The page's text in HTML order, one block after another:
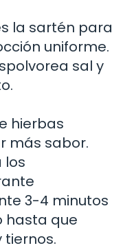
la sartén para
uniforme.
sal y
hierbas
más sabor.
los
3-4 minutos
hasta que